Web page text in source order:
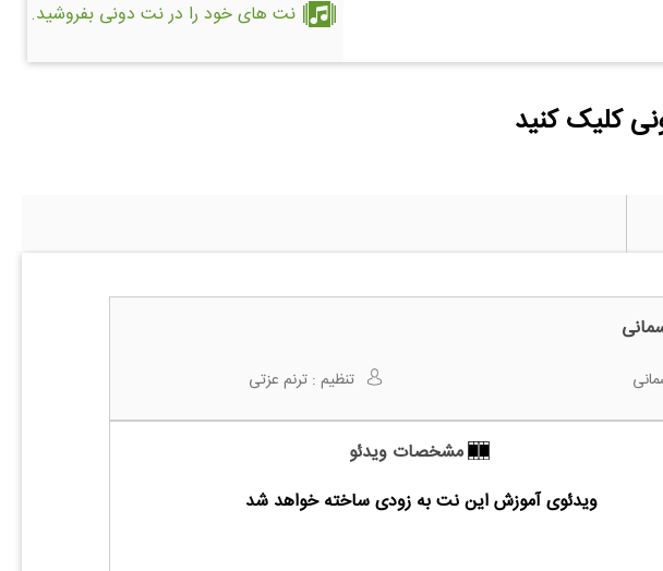
نت های خود را در نت دونی بفروشید.
کلیک کنید
تنظیم :ترنم عزتی
مشخصات ویدئو
ویدئوی آموزش این نت به زودی ساخته خواهد شد